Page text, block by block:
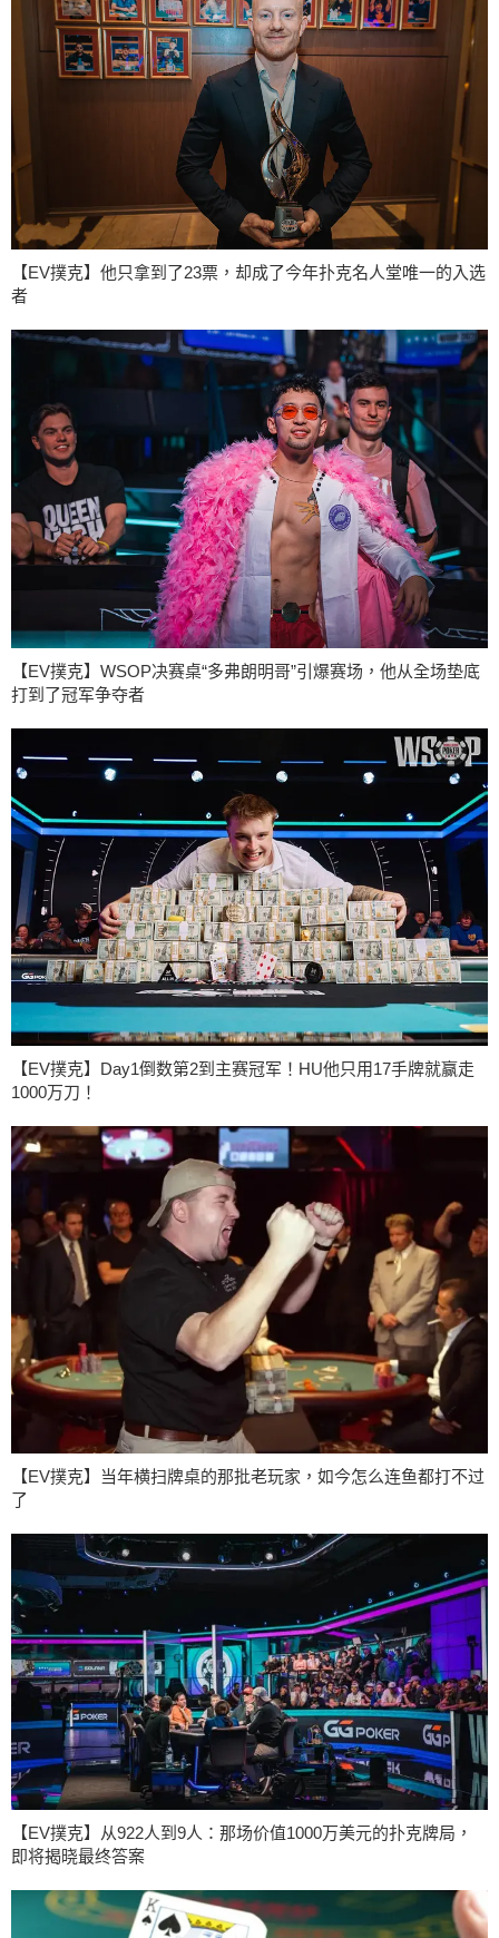
【EV撲克】他只拿到了23票，却成了今年扑克名人堂唯一的入选
者
【EV撲克】WSOP决赛桌“多弗朗明哥”引爆赛场，他从全场垫底
打到了冠军争夺者
【EV撲克】Day1倒数第2到主赛冠军！HU他只用17手牌就赢走
1000万刀！
【EV撲克】当年横扫牌桌的那批老玩家，如今怎么连鱼都打不过
了
【EV撲克】从922人到9人：那场价值1000万美元的扑克牌局，
即将揭晓最终答案